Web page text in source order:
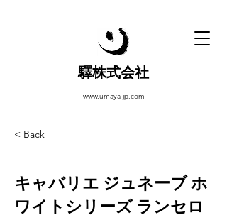
驛株式会社
www.umaya-jp.com
< Back
キャバリエ ジュネーブ ホ
ワイトシリーズ ランセロ